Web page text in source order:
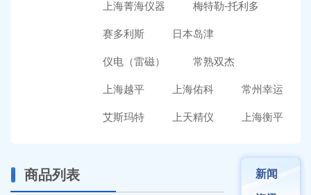
上海菁海仪器 梅特勒-托利多
赛多利斯 日本岛津
仪电（雷磁） 常熟双杰
上海越平 上海佑科 常州幸运
艾斯玛特 上天精仪 上海衡平
商品列表 新闻